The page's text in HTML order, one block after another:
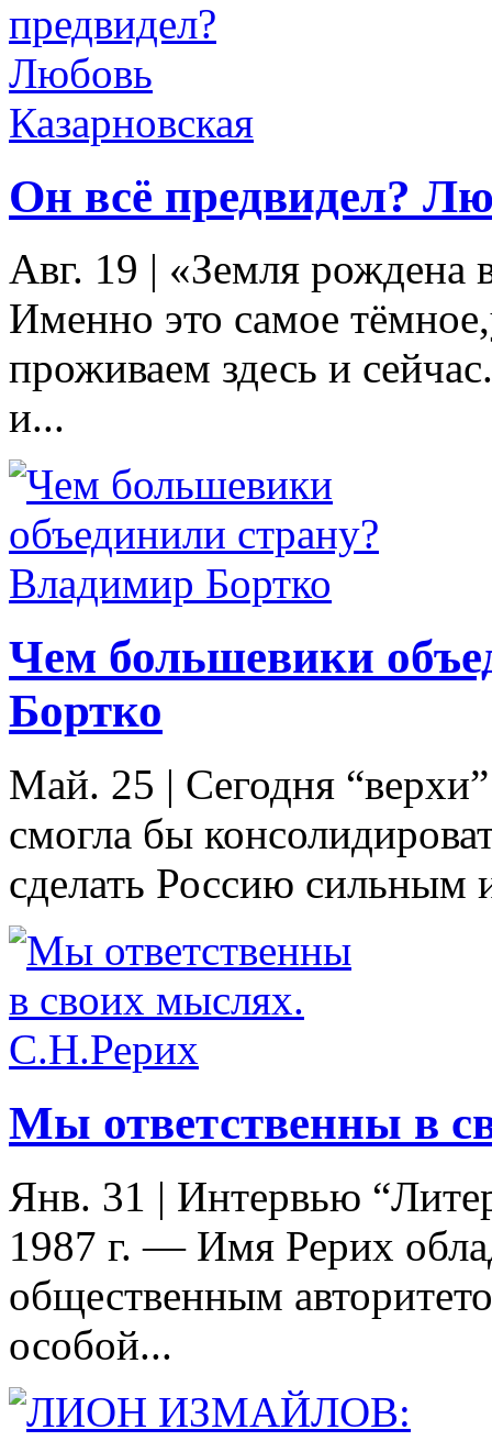
Он всё предвидел?
Авг. 19 | «Земля рождена
Именно это самое
проживаем здесь и
и...
Чем большевики
Бортко
Май. 25 | Сегодня
смогла бы
сделать Россию
Мы ответственны в
Янв. 31 | Интервью
1987 г. — Имя Рерих
общественным
особой...